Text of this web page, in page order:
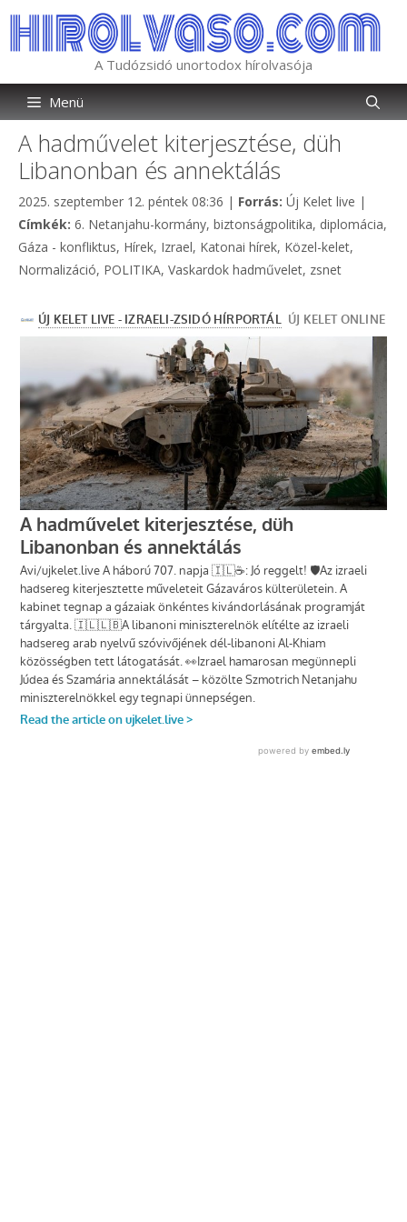
tartalomba
A Tudózsidó unortodox hírolvasója
Menü
A hadművelet kiterjesztése, düh
Libanonban és annektálás
2025. szeptember 12. péntek 08:36 | Forrás: Kategória
Új Kelet live |
Címkék: Címkék
6. Netanjahu-kormány, biztonságpolitika, diplomácia,
Gáza - konfliktus, Hírek, Izrael, Katonai hírek, Közel-kelet,
Normalizáció, POLITIKA, Vaskardok hadművelet, zsnet